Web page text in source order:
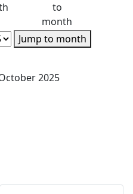
to
month
Jump to month
2025